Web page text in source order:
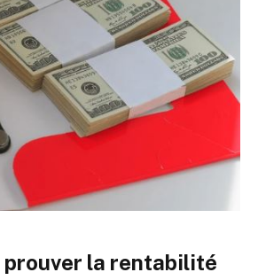
prouver la rentabilité